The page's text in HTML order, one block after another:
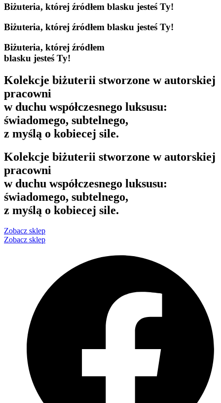
Biżuteria, której źródłem blasku jesteś Ty!
Biżuteria, której źródłem blasku jesteś Ty!
Biżuteria, której źródłem
blasku jesteś Ty!
Kolekcje biżuterii stworzone w autorskiej
pracowni
w duchu współczesnego luksusu:
świadomego, subtelnego,
z myślą o kobiecej sile.
Kolekcje biżuterii stworzone w autorskiej
pracowni
w duchu współczesnego luksusu:
świadomego, subtelnego,
z myślą o kobiecej sile.
Zobacz sklep
Zobacz sklep